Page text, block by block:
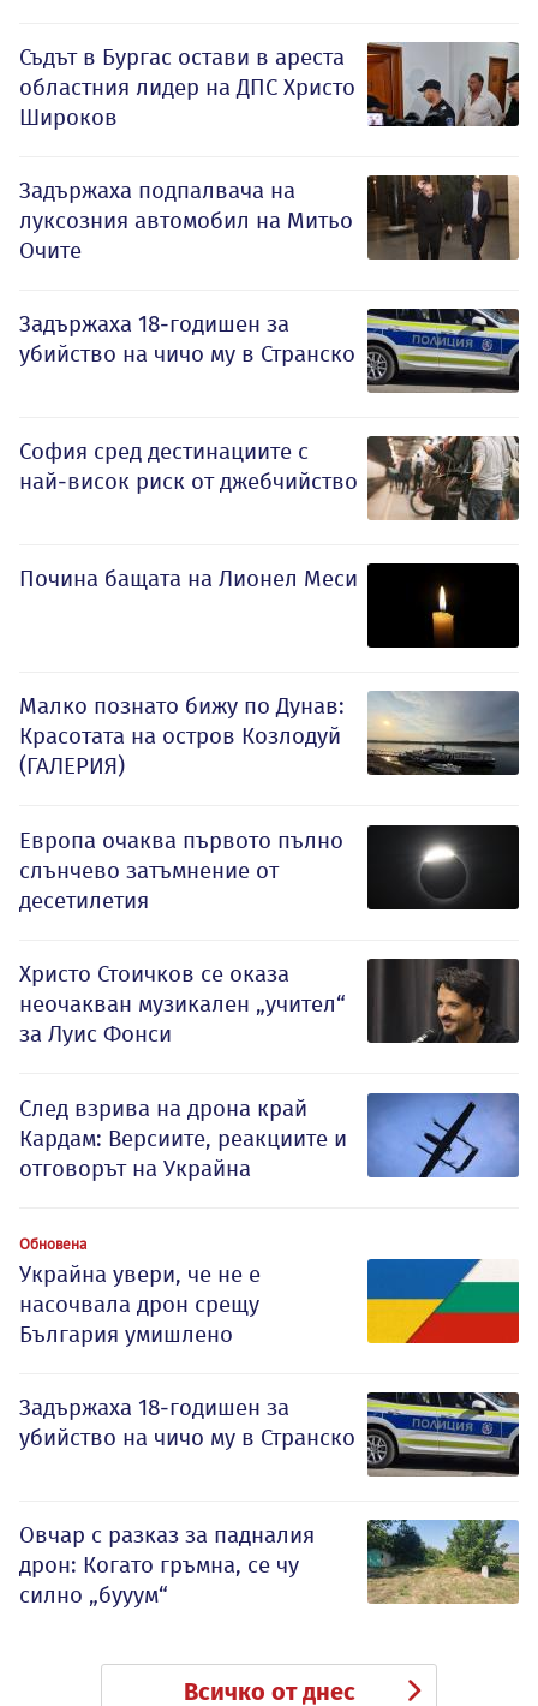
Съдът в Бургас остави в ареста
областния лидер на ДПС Христо
Широков
Задържаха подпалвача на
луксозния автомобил на Митьо
Очите
Задържаха 18-годишен за
убийство на чичо му в Странско
София сред дестинациите с
най-висок риск от джебчийство
Почина бащата на Лионел Меси
Малко познато бижу по Дунав:
Красотата на остров Козлодуй
(ГАЛЕРИЯ)
Европа очаква първото пълно
слънчево затъмнение от
десетилетия
Христо Стоичков се оказа
неочакван музикален „учител“
за Луис Фонси
След взрива на дрона край
Кардам: Версиите, реакциите и
отговорът на Украйна
Обновена
Украйна увери, че не е
насочвала дрон срещу
България умишлено
Задържаха 18-годишен за
убийство на чичо му в Странско
Овчар с разказ за падналия
дрон: Когато гръмна, се чу
силно „бууум“
Всичко от днес